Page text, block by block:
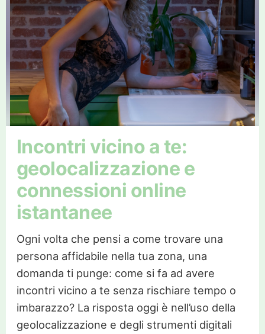
Incontri vicino a te:
geolocalizzazione e
connessioni online
istantanee
Ogni volta che pensi a come trovare una
persona affidabile nella tua zona, una
domanda ti punge: come si fa ad avere
incontri vicino a te senza rischiare tempo o
imbarazzo? La risposta oggi è nell’uso della
geolocalizzazione e degli strumenti digitali